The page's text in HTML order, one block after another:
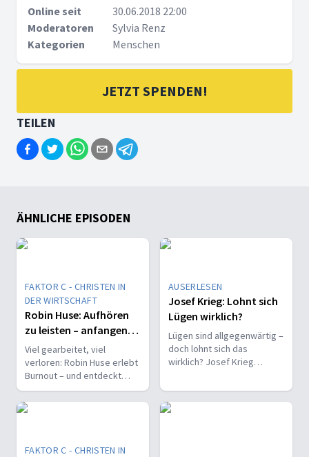
Online seit
30.06.2018 22:00
Moderatoren
Sylvia Renz
Kategorien
Menschen
JETZT SPENDEN!
TEILEN
ÄHNLICHE EPISODEN
FAKTOR C - CHRISTEN IN
DER WIRTSCHAFT
Robin Huse: Aufhören
zu leisten – anfangen
zu hören
Viel gearbeitet, viel
verloren: Robin Huse erlebt
Burnout – und entdeckt
einen neuen Weg, bei dem
nicht Leistung, sondern
Gottes Wille zählt.
AUSERLESEN
Josef Krieg: Lohnt sich
Lügen wirklich?
Lügen sind allgegenwärtig –
doch lohnt sich das
wirklich? Josef Krieg
wirkt und warum Wahrheit
Zukunft hat.
FAKTOR C - CHRISTEN IN